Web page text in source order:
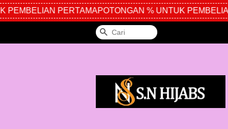
PERTAMAPOTONGAN % UNTUK PEMBELIAN
Cari